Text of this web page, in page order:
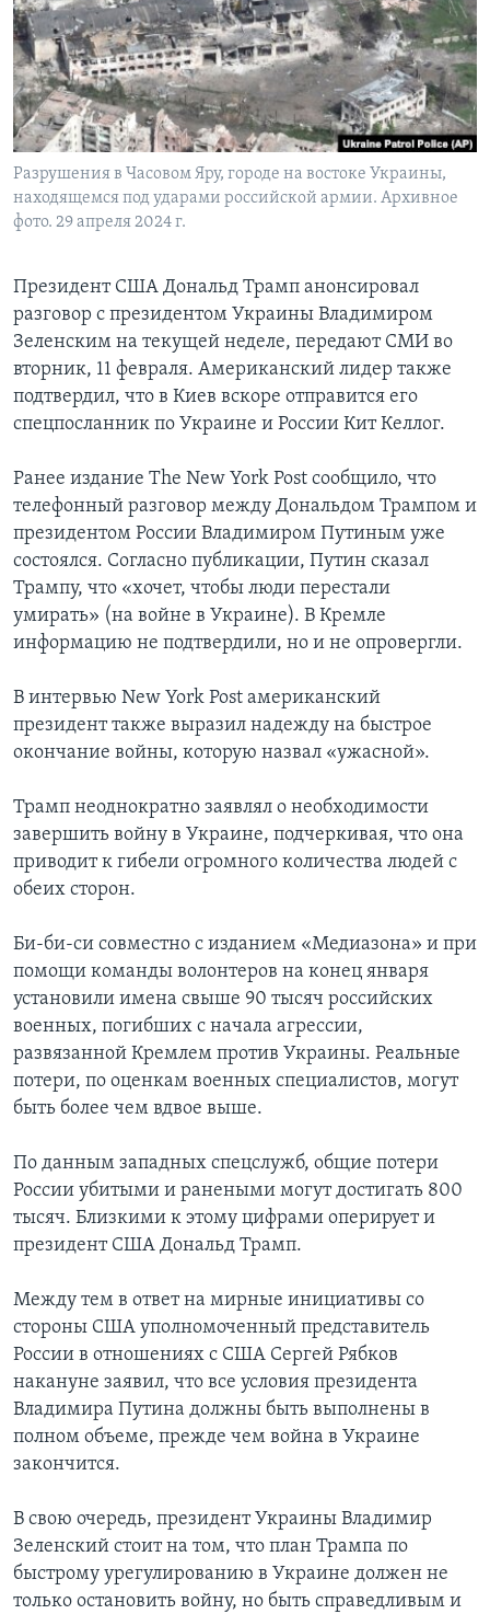
Learning English
СОЦИАЛЬНЫЕ СЕТИ
Языки
Разрушения в Часовом Яру, городе на востоке Украины,
находящемся под ударами российской армии. Архивное
фото. 29 апреля 2024 г.
Президент США Дональд Трамп анонсировал
разговор с президентом Украины Владимиром
Зеленским на текущей неделе, передают СМИ во
вторник, 11 февраля. Американский лидер также
подтвердил, что в Киев вскоре отправится его
спецпосланник по Украине и России Кит Келлог.
Ранее издание The New York Post сообщило, что
телефонный разговор между Дональдом Трампом и
президентом России Владимиром Путиным уже
состоялся. Согласно публикации, Путин сказал
Трампу, что «хочет, чтобы люди перестали
умирать» (на войне в Украине). В Кремле
информацию не подтвердили, но и не опровергли.
В интервью New York Post американский
президент также выразил надежду на быстрое
окончание войны, которую назвал «ужасной».
Трамп неоднократно заявлял о необходимости
завершить войну в Украине, подчеркивая, что она
приводит к гибели огромного количества людей с
обеих сторон.
Би-би-си совместно с изданием «Медиазона» и при
помощи команды волонтеров на конец января
установили имена свыше 90 тысяч российских
военных, погибших с начала агрессии,
развязанной Кремлем против Украины. Реальные
потери, по оценкам военных специалистов, могут
быть более чем вдвое выше.
По данным западных спецслужб, общие потери
России убитыми и ранеными могут достигать 800
тысяч. Близкими к этому цифрами оперирует и
президент США Дональд Трамп.
Между тем в ответ на мирные инициативы со
стороны США уполномоченный представитель
России в отношениях с США Сергей Рябков
накануне заявил, что все условия президента
Владимира Путина должны быть выполнены в
полном объеме, прежде чем война в Украине
закончится.
В свою очередь, президент Украины Владимир
Зеленский стоит на том, что план Трампа по
быстрому урегулированию в Украине должен не
только остановить войну, но быть справедливым и